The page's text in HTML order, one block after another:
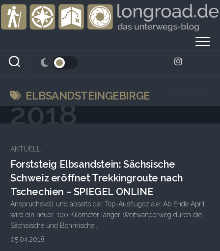
Skip
content
ELBSANDSTEINGEBIRGE
2018
AKTUELL
Forststeig Elbsandstein: Sächsische
Schweiz eröffnet Trekkingroute nach
Tschechien – SPIEGEL ONLINE
Anspruchsvoll und abseits der Top-Ausflugsziele: Ab Ende April
wird ein neuer, 100 Kilometer langer Weitwanderweg durch die
Sächsische und Böhmische...
05.04.2018